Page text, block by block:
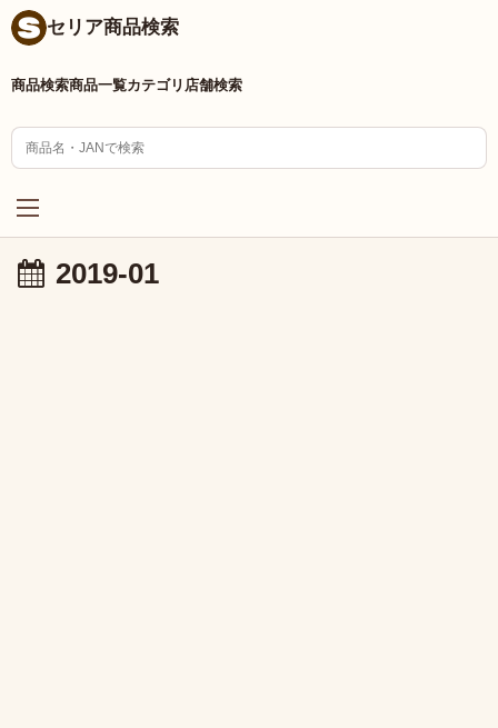
セリア商品検索
商品検索商品一覧カテゴリ 店舗検索
2019-01